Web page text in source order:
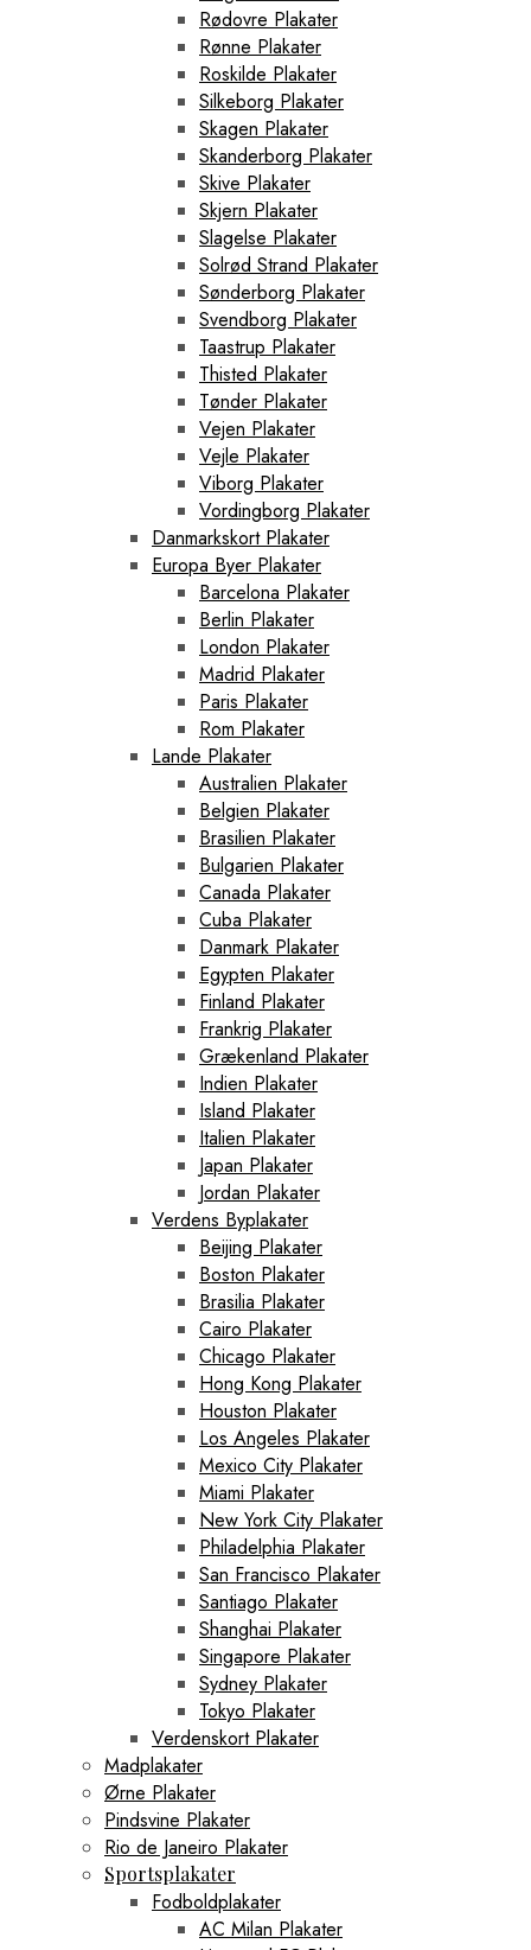
Rødovre Plakater
Rønne Plakater
Roskilde Plakater
Silkeborg Plakater
Skagen Plakater
Skanderborg Plakater
Skive Plakater
Skjern Plakater
Slagelse Plakater
Solrød Strand Plakater
Sønderborg Plakater
Svendborg Plakater
Taastrup Plakater
Thisted Plakater
Tønder Plakater
Vejen Plakater
Vejle Plakater
Viborg Plakater
Vordingborg Plakater
Danmarkskort Plakater
Europa Byer Plakater
Barcelona Plakater
Berlin Plakater
London Plakater
Madrid Plakater
Paris Plakater
Rom Plakater
Lande Plakater
Australien Plakater
Belgien Plakater
Brasilien Plakater
Bulgarien Plakater
Canada Plakater
Cuba Plakater
Danmark Plakater
Egypten Plakater
Finland Plakater
Frankrig Plakater
Grækenland Plakater
Indien Plakater
Island Plakater
Italien Plakater
Japan Plakater
Jordan Plakater
Verdens Byplakater
Beijing Plakater
Boston Plakater
Brasilia Plakater
Cairo Plakater
Chicago Plakater
Hong Kong Plakater
Houston Plakater
Los Angeles Plakater
Mexico City Plakater
Miami Plakater
New York City Plakater
Philadelphia Plakater
San Francisco Plakater
Santiago Plakater
Shanghai Plakater
Singapore Plakater
Sydney Plakater
Tokyo Plakater
Verdenskort Plakater
Madplakater
Ørne Plakater
Pindsvine Plakater
Rio de Janeiro Plakater
Sportsplakater
Fodboldplakater
AC Milan Plakater